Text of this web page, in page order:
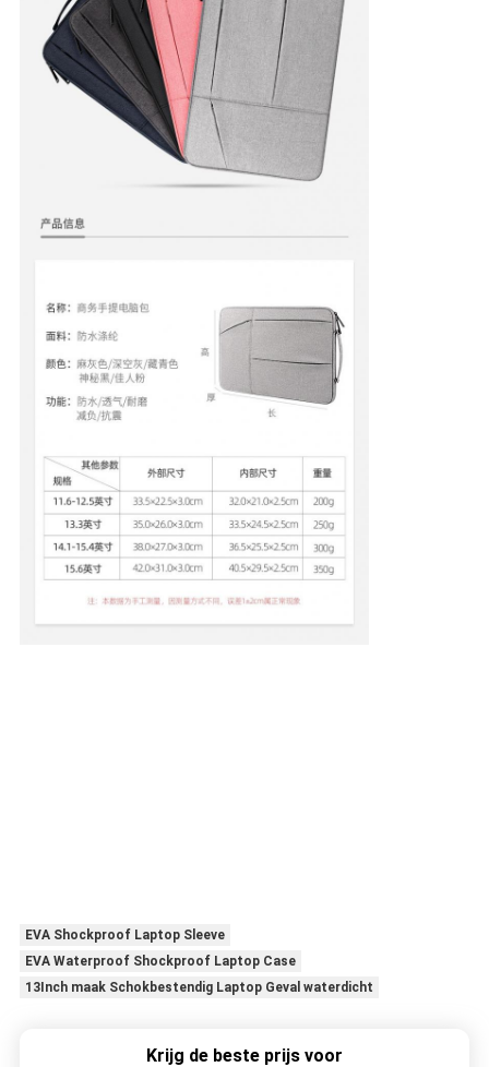
EVA Shockproof Laptop Sleeve
EVA Waterproof Shockproof Laptop Case
13Inch maak Schokbestendig Laptop Geval waterdicht
Krijg de beste prijs voor